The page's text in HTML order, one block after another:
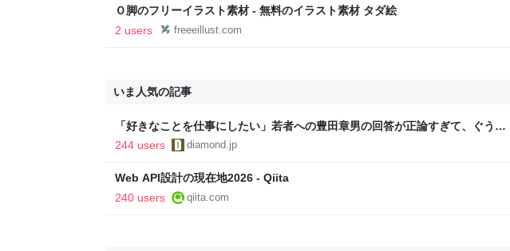
Ｏ脚のフリーイラスト素材 - 無料のイラスト素材 タダ絵
2 users
freeeillust.com
いま人気の記事
「好きなことを仕事にしたい」若者への豊田章男の回答が正論すぎて、ぐうの
音も出なかった
244 users diamond.jp
Web API設計の現在地2026 - Qiita
240 users
qiita.com